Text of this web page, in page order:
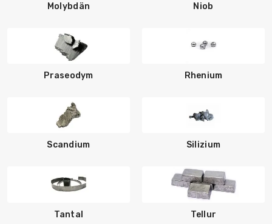
Molybdän Niob
Praseodym Rhenium
Scandium Silizium
Tantal Tellur